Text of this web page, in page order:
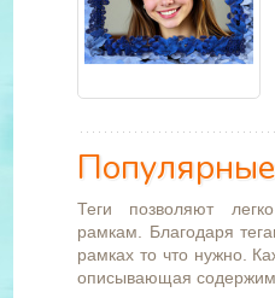
Популярные
Теги позволяют
рамкам. Благодаря
рамках то что нужно.
описывающая